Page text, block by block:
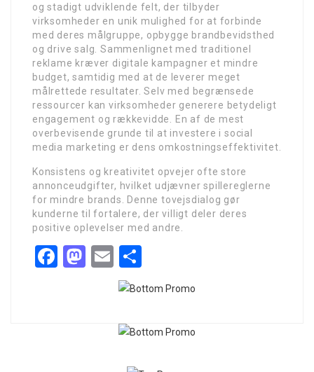
og stadigt udviklende felt, der tilbyder
virksomheder en unik mulighed for at forbinde
med deres målgruppe, opbygge brandbevidsthed
og drive salg. Sammenlignet med traditionel
reklame kræver digitale kampagner et mindre
budget, samtidig med at de leverer meget
målrettede resultater. Selv med begrænsede
ressourcer kan virksomheder generere betydeligt
engagement og rækkevidde. En af de mest
overbevisende grunde til at investere i social
media marketing er dens omkostningseffektivitet.
Konsistens og kreativitet opvejer ofte store
annonceudgifter, hvilket udjævner spillereglerne
for mindre brands. Denne tovejsdialog gør
kunderne til fortalere, der villigt deler deres
positive oplevelser med andre.
Facebook
Mastodon
Email